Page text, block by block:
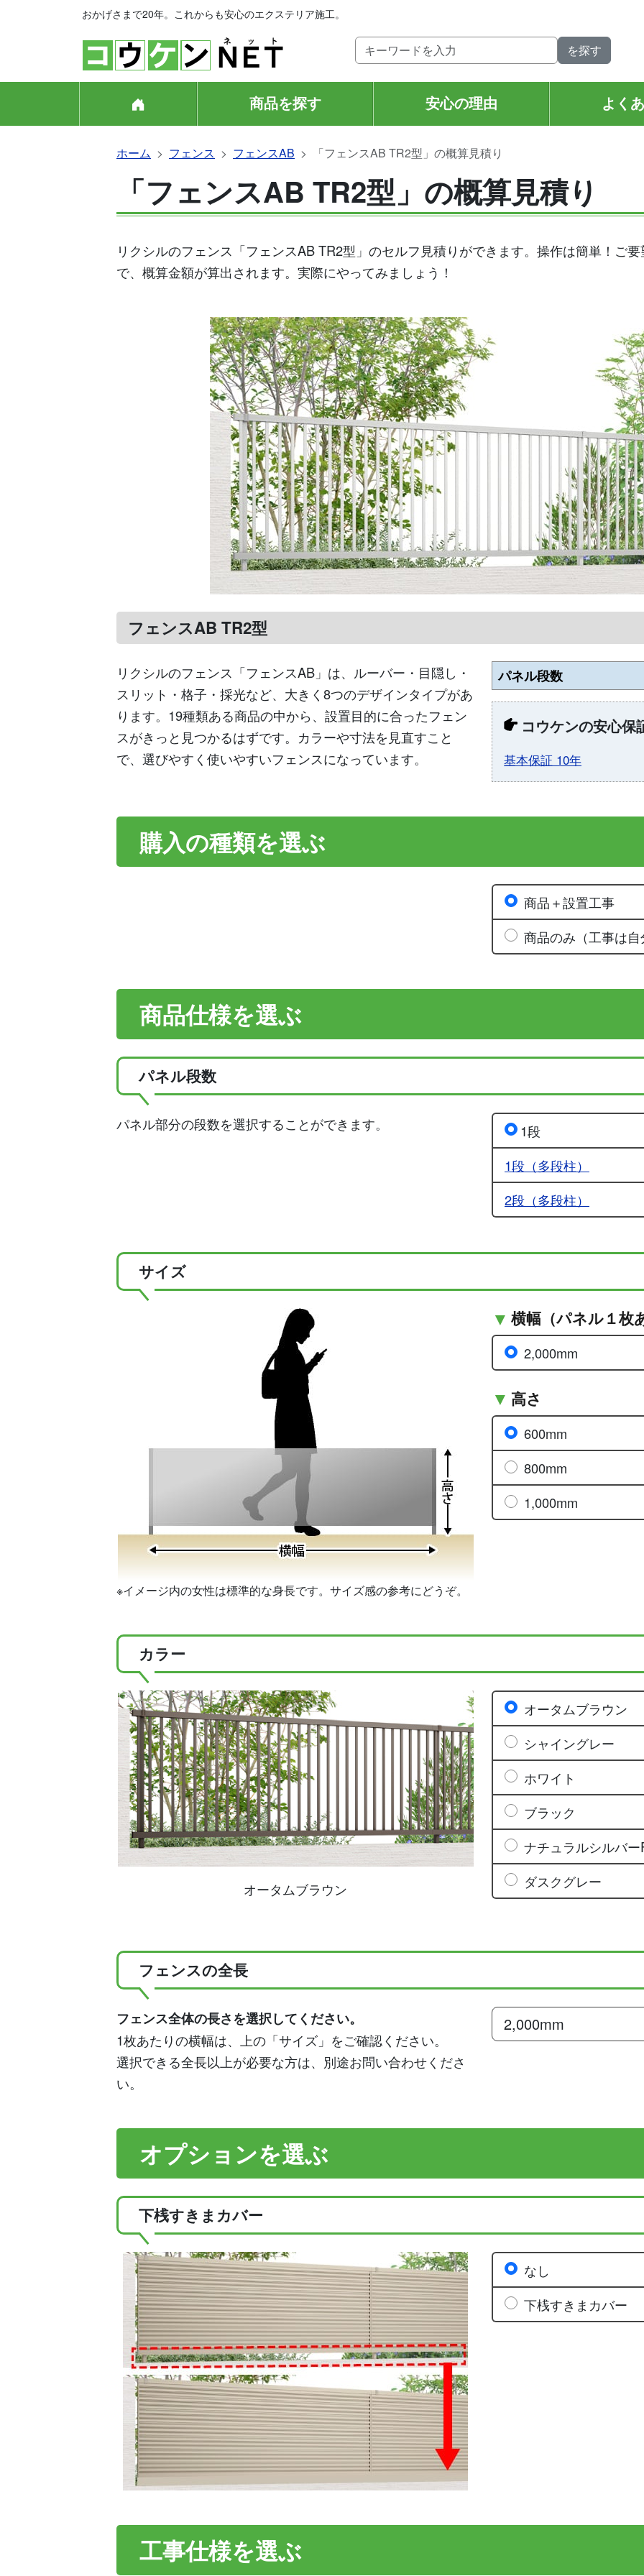
おかげさまで20年。これからも安心のエクステリア施工。
商品を探す 安心の理由 よく
ホーム フェンス フェンスAB 「フェンスAB TR2型」の概算見積り
「フェンスAB TR2型」の概算見積り
リクシルのフェンス「フェンスAB TR2型」のセルフ見積りができます。操作は簡単！ご
で、概算金額が算出されます。実際にやってみましょう！
フェンスAB TR2型
リクシルのフェンス「フェンスAB」は、ルーバー・目隠し・
スリット・格子・採光など、大きく8つのデザインタイプがあ
ります。19種類ある商品の中から、設置目的に合ったフェン
スがきっと見つかるはずです。カラーや寸法を見直すこと
で、選びやすく使いやすいフェンスになっています。
パネル段数
コウケンの安心保
基本保証 10年
購入の種類を選ぶ
商品＋設置工事
商品のみ（工事は
商品仕様を選ぶ
パネル段数
パネル部分の段数を選択することができます。
1段
1段（多段柱）
2段（多段柱）
サイズ
※イメージ内の女性は標準的な身長です。サイズ感の参考にどうぞ。
横幅（パネル１枚
2,000mm
高さ
600mm
800mm
1,000mm
カラー
オータムブラウン
オータムブラウン
シャイングレー
ホワイト
ブラック
ナチュラルシルバー
ダスクグレー
フェンスの全長
フェンス全体の長さを選択してください。
1枚あたりの横幅は、上の「サイズ」をご確認ください。
選択できる全長以上が必要な方は、別途お問い合わせくださ
い。
オプションを選ぶ
下桟すきまカバー
なし
下桟すきまカバー
工事仕様を選ぶ